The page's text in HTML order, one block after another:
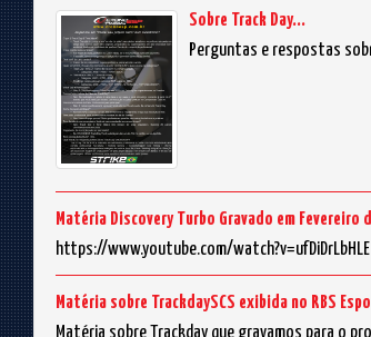
Sobre Track Day...
Perguntas e respostas
Matéria Discovery Turbo Gravado em Fevereiro
https://www.youtube.com/watch?v=ufDiDrLbHLE
Matéria sobre TrackdaySCS exibida no RBS